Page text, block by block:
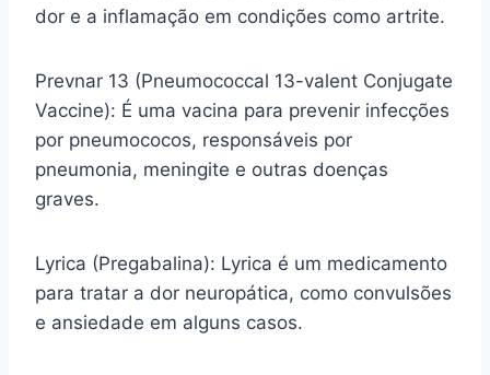
dor e a inflamação em condições como artrite.
Prevnar 13 (Pneumococcal 13-valent Conjugate
Vaccine): É uma vacina para prevenir infecções
por pneumococos, responsáveis por
pneumonia, meningite e outras doenças
graves.
Lyrica (Pregabalina): Lyrica é um medicamento
para tratar a dor neuropática, como convulsões
e ansiedade em alguns casos.